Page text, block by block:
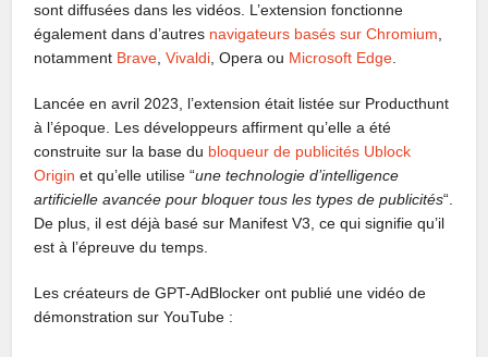
sont diffusées dans les vidéos. L’extension fonctionne
également dans d’autres navigateurs basés sur Chromium
notamment Brave ,Vivaldi , Opera ou Microsoft Edge
Lancée en avril 2023, l’extension était listée sur Producthunt
à l’époque. Les développeurs affirment qu’elle a été
construite sur la base du bloqueur de publicités Ublock
Origin et qu’elle utilise “une technologie d’intelligence
artificielle avancée pour bloquer tous les types de publicités“.
De plus, il est déjà basé sur Manifest V3, ce qui signifie qu’il
est à l’épreuve du temps.
Les créateurs de GPT-AdBlocker ont publié une vidéo de
démonstration sur YouTube :